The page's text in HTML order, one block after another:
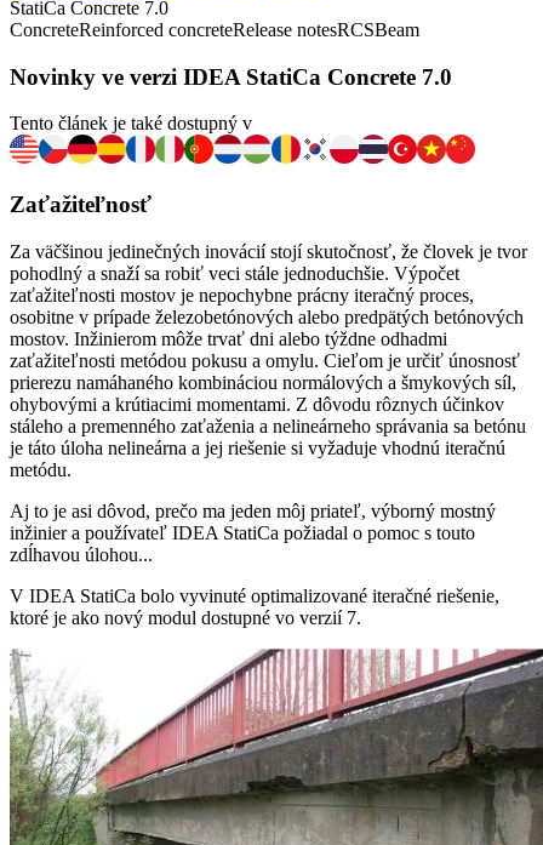
StatiCa Concrete 7.0
ConcreteReinforced concreteRelease notesRCSBeam
Novinky ve verzi IDEA StatiCa Concrete 7.0
Tento článek je také dostupný v
Zaťažiteľnosť
Za väčšinou jedinečných inovácií stojí skutočnosť, že človek je tvor
pohodlný a snaží sa robiť veci stále jednoduchšie. Výpočet
zaťažiteľnosti mostov je nepochybne prácny iteračný proces,
osobitne v prípade železobetónových alebo predpätých betónových
mostov. Inžinierom môže trvať dni alebo týždne odhadmi
zaťažiteľnosti metódou pokusu a omylu. Cieľom je určiť únosnosť
prierezu namáhaného kombináciou normálových a šmykových síl,
ohybovými a krútiacimi momentami. Z dôvodu rôznych účinkov
stáleho a premenného zaťaženia a nelineárneho správania sa betónu
je táto úloha nelineárna a jej riešenie si vyžaduje vhodnú iteračnú
metódu.
Aj to je asi dôvod, prečo ma jeden môj priateľ, výborný mostný
inžinier a používateľ IDEA StatiCa požiadal o pomoc s touto
zdĺhavou úlohou...
V IDEA StatiCa bolo vyvinuté optimalizované iteračné riešenie,
ktoré je ako nový modul dostupné vo verzií 7.